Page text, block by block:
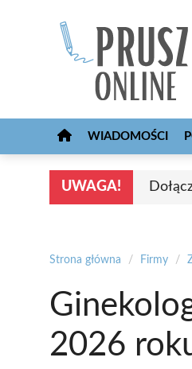
WIADOMOŚCI
UWAGA!
Strona główna / Firmy /
2026